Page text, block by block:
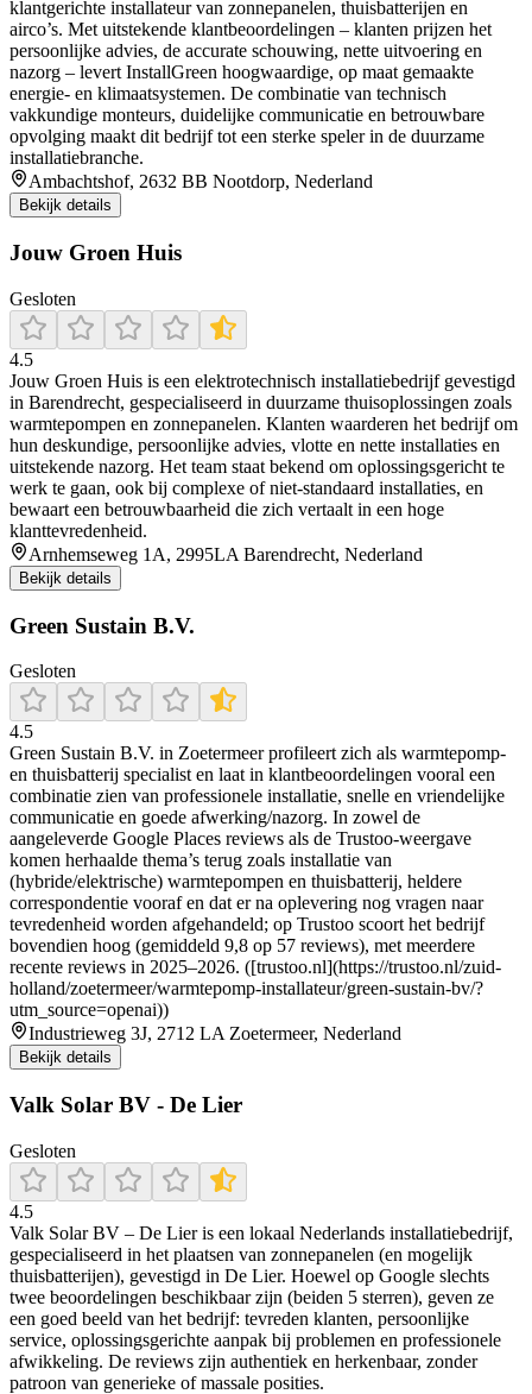
klantgerichte installateur van zonnepanelen, thuisbatterijen en
airco’s. Met uitstekende klantbeoordelingen – klanten prijzen het
persoonlijke advies, de accurate schouwing, nette uitvoering en
nazorg – levert InstallGreen hoogwaardige, op maat gemaakte
energie- en klimaatsystemen. De combinatie van technisch
vakkundige monteurs, duidelijke communicatie en betrouwbare
opvolging maakt dit bedrijf tot een sterke speler in de duurzame
installatiebranche.
Ambachtshof, 2632 BB Nootdorp, Nederland
Bekijk details
Jouw Groen Huis
Gesloten
4.5
Jouw Groen Huis is een elektrotechnisch installatiebedrijf gevestigd
in Barendrecht, gespecialiseerd in duurzame thuisoplossingen zoals
warmtepompen en zonnepanelen. Klanten waarderen het bedrijf om
hun deskundige, persoonlijke advies, vlotte en nette installaties en
uitstekende nazorg. Het team staat bekend om oplossingsgericht te
werk te gaan, ook bij complexe of niet-standaard installaties, en
bewaart een betrouwbaarheid die zich vertaalt in een hoge
klanttevredenheid.
Arnhemseweg 1A, 2995LA Barendrecht, Nederland
Bekijk details
Green Sustain B.V.
Gesloten
4.5
Green Sustain B.V. in Zoetermeer profileert zich als warmtepomp-
en thuisbatterij specialist en laat in klantbeoordelingen vooral een
combinatie zien van professionele installatie, snelle en vriendelijke
communicatie en goede afwerking/nazorg. In zowel de
aangeleverde Google Places reviews als de Trustoo-weergave
komen herhaalde thema’s terug zoals installatie van
(hybride/elektrische) warmtepompen en thuisbatterij, heldere
correspondentie vooraf en dat er na oplevering nog vragen naar
tevredenheid worden afgehandeld; op Trustoo scoort het bedrijf
bovendien hoog (gemiddeld 9,8 op 57 reviews), met meerdere
recente reviews in 2025–2026. ([trustoo.nl](https://trustoo.nl/zuid-
holland/zoetermeer/warmtepomp-installateur/green-sustain-bv/?
utm_source=openai))
Industrieweg 3J, 2712 LA Zoetermeer, Nederland
Bekijk details
Valk Solar BV - De Lier
Gesloten
4.5
Valk Solar BV – De Lier is een lokaal Nederlands installatiebedrijf,
gespecialiseerd in het plaatsen van zonnepanelen (en mogelijk
thuisbatterijen), gevestigd in De Lier. Hoewel op Google slechts
twee beoordelingen beschikbaar zijn (beiden 5 sterren), geven ze
een goed beeld van het bedrijf: tevreden klanten, persoonlijke
service, oplossingsgerichte aanpak bij problemen en professionele
afwikkeling. De reviews zijn authentiek en herkenbaar, zonder
patroon van generieke of massale posities.